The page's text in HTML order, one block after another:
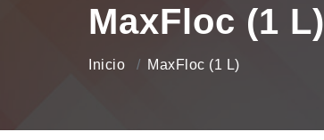
MaxFloc (1 L)
Inicio MaxFloc (1 L)